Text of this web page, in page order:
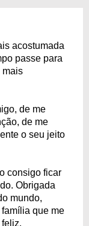
acostumada
passe para
mais
de me
de me
o seu jeito
consigo ficar
Obrigada
mundo,
que me